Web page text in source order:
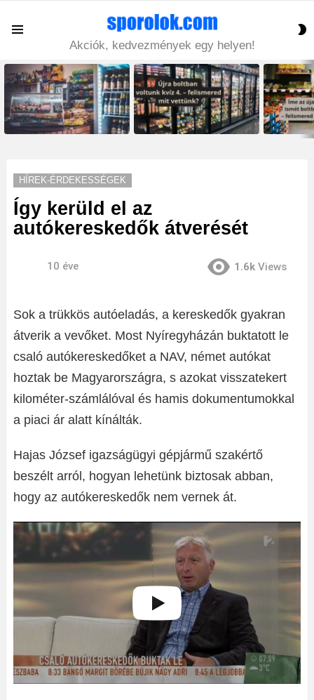
Akciók, kedvezmények egy helyen!
LATEST
STORIES
HÍREK-ÉRDEKESSÉGEK
Így kerüld el az
autókereskedők átverését
10 éve 1.6k Views
Sok a trükkös autóeladás, a kereskedők gyakran
átverik a vevőket. Most Nyíregyházán buktatott le
csaló autókereskedőket a NAV, német autókat
hoztak be Magyarországra, s azokat visszatekert
kilométer-számlálóval és hamis dokumentumokkal
a piaci ár alatt kínálták.
Hajas József igazságügyi gépjármű szakértő
beszélt arról, hogyan lehetünk biztosak abban,
hogy az autókereskedők nem vernek át.